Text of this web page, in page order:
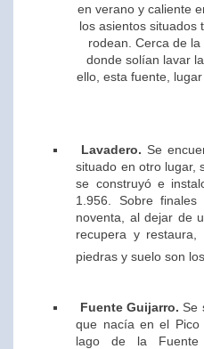
en verano y caliente
los asientos situados
rodean. Cerca de
donde solían lavar
ello, esta fuente,
Lavadero. Se
situado en otro lugar,
se construyó e
1.956. Sobre
noventa, al dejar de
recupera y restaura,
piedras y suelo son
Fuente Guijarro. Se
que nacía en el
lago de la